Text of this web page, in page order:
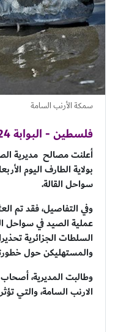
سمكة الأرنب السامة
فلسطين - البوابة 24
أعلنت مصالح مديرية
بولاية الطارف اليوم
سواحل القالة.
وفي التفاصيل، فقد تم
عملية الصيد في سواحل
السلطات الجزائرية
والمستهليكن حول
وطالبت المديرية،
الارنب السامة، والتي